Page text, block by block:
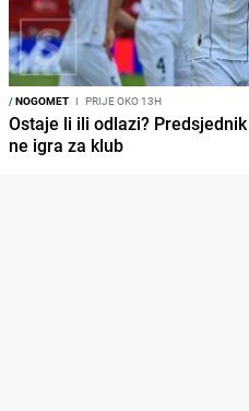
/NOGOMET I PRIJE OKO 13H
Ostaje li ili odlazi?
ne igra za klub